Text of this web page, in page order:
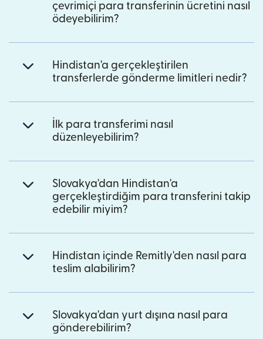
çevrimiçi para transferinin ücretini nasıl
ödeyebilirim?
Hindistan'a gerçekleştirilen
transferlerde gönderme limitleri nedir?
İlk para transferimi nasıl
düzenleyebilirim?
Slovakya'dan Hindistan'a
gerçekleştirdiğim para transferini takip
edebilir miyim?
Hindistan içinde Remitly'den nasıl para
teslim alabilirim?
Slovakya'dan yurt dışına nasıl para
gönderebilirim?